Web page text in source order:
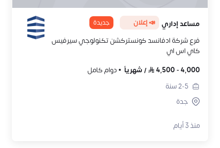
مساعد إداري 📣 إعلان جديدة
فرع شركة ادفانسد كونستركشن تكنولوجي سيرفيس
كاي اس اي
4,000
-
4,500
/ شهرياً
دوام كامل
2-5سنة
جدة
منذ 3 أيام